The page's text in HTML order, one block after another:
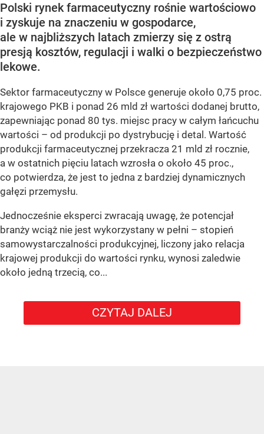
Polski rynek farmaceutyczny rośnie wartościowo
i zyskuje na znaczeniu w gospodarce,
ale w najbliższych latach zmierzy się z ostrą
presją kosztów, regulacji i walki o bezpieczeństwo
lekowe.
Sektor farmaceutyczny w Polsce generuje około 0,75 proc.
krajowego PKB i ponad 26 mld zł wartości dodanej brutto,
zapewniając ponad 80 tys. miejsc pracy w całym łańcuchu
wartości – od produkcji po dystrybucję i detal. Wartość
produkcji farmaceutycznej przekracza 21 mld zł rocznie,
a w ostatnich pięciu latach wzrosła o około 45 proc.,
co potwierdza, że jest to jedna z bardziej dynamicznych
gałęzi przemysłu.
Jednocześnie eksperci zwracają uwagę, że potencjał
branży wciąż nie jest wykorzystany w pełni – stopień
samowystarczalności produkcyjnej, liczony jako relacja
krajowej produkcji do wartości rynku, wynosi zaledwie
około jedną trzecią, co...
CZYTAJ DALEJ